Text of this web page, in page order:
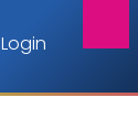
Login